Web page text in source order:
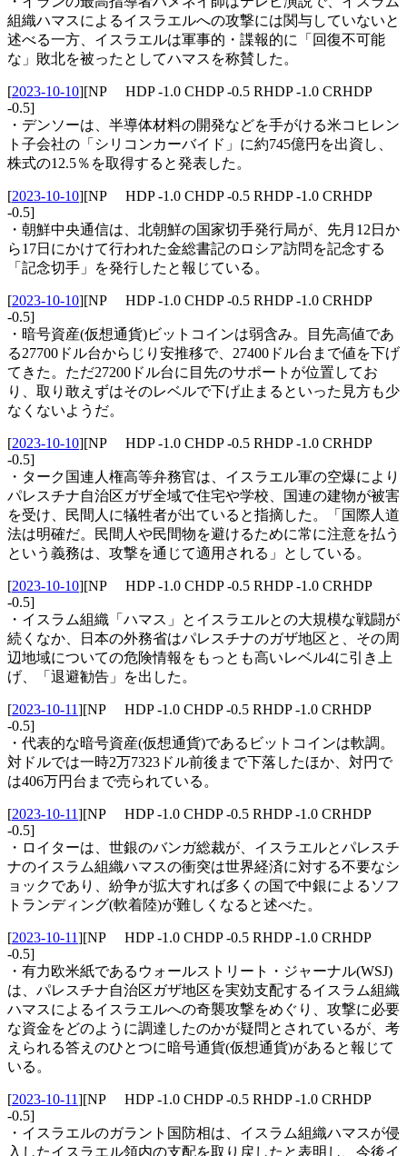
組織ハマスによるイスラエルへの攻撃には関与していないと
述べる一方、イスラエルは軍事的・諜報的に「回復不可能
な」敗北を被ったとしてハマスを称賛した。
[2023-10-10][NP HDP -1.0 CHDP -0.5 RHDP -1.0 CRHDP
-0.5]
・デンソーは、半導体材料の開発などを手がける米コヒレン
ト子会社の「シリコンカーバイド」に約745億円を出資し、
株式の12.5％を取得すると発表した。
[2023-10-10][NP HDP -1.0 CHDP -0.5 RHDP -1.0 CRHDP
-0.5]
・朝鮮中央通信は、北朝鮮の国家切手発行局が、先月12日か
ら17日にかけて行われた金総書記のロシア訪問を記念する
「記念切手」を発行したと報じている。
[2023-10-10][NP HDP -1.0 CHDP -0.5 RHDP -1.0 CRHDP
-0.5]
・暗号資産(仮想通貨)ビットコインは弱含み。目先高値であ
る27700ドル台からじり安推移で、27400ドル台まで値を下げ
てきた。ただ27200ドル台に目先のサポートが位置してお
り、取り敢えずはそのレベルで下げ止まるといった見方も少
なくないようだ。
[2023-10-10][NP HDP -1.0 CHDP -0.5 RHDP -1.0 CRHDP
-0.5]
・ターク国連人権高等弁務官は、イスラエル軍の空爆により
パレスチナ自治区ガザ全域で住宅や学校、国連の建物が被害
を受け、民間人に犠牲者が出ていると指摘した。「国際人道
法は明確だ。民間人や民間物を避けるために常に注意を払う
という義務は、攻撃を通じて適用される」としている。
[2023-10-10][NP HDP -1.0 CHDP -0.5 RHDP -1.0 CRHDP
-0.5]
・イスラム組織「ハマス」とイスラエルとの大規模な戦闘が
続くなか、日本の外務省はパレスチナのガザ地区と、その周
辺地域についての危険情報をもっとも高いレベル4に引き上
げ、「退避勧告」を出した。
[2023-10-11][NP HDP -1.0 CHDP -0.5 RHDP -1.0 CRHDP
-0.5]
・代表的な暗号資産(仮想通貨)であるビットコインは軟調。
対ドルでは一時2万7323ドル前後まで下落したほか、対円で
は406万円台まで売られている。
[2023-10-11][NP HDP -1.0 CHDP -0.5 RHDP -1.0 CRHDP
-0.5]
・ロイターは、世銀のバンガ総裁が、イスラエルとパレスチ
ナのイスラム組織ハマスの衝突は世界経済に対する不要なシ
ョックであり、紛争が拡大すれば多くの国で中銀によるソフ
トランディング(軟着陸)が難しくなると述べた。
[2023-10-11][NP HDP -1.0 CHDP -0.5 RHDP -1.0 CRHDP
-0.5]
・有力欧米紙であるウォールストリート・ジャーナル(WSJ)
は、パレスチナ自治区ガザ地区を実効支配するイスラム組織
ハマスによるイスラエルへの奇襲攻撃をめぐり、攻撃に必要
な資金をどのように調達したのかが疑問とされているが、考
えられる答えのひとつに暗号通貨(仮想通貨)があると報じて
いる。
[2023-10-11][NP HDP -1.0 CHDP -0.5 RHDP -1.0 CRHDP
-0.5]
・イスラエルのガラント国防相は、イスラム組織ハマスが侵
入したイスラエル領内の支配を取り戻したと表明し、今後イ